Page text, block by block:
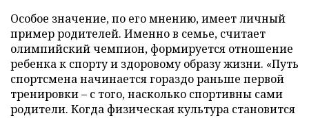
Особое значение, по его мнению, имеет личный
пример родителей. Именно в семье, считает
олимпийский чемпион, формируется отношение
ребенка к спорту и здоровому образу жизни. «Путь
спортсмена начинается гораздо раньше первой
тренировки – с того, насколько спортивны сами
родители. Когда физическая культура становится